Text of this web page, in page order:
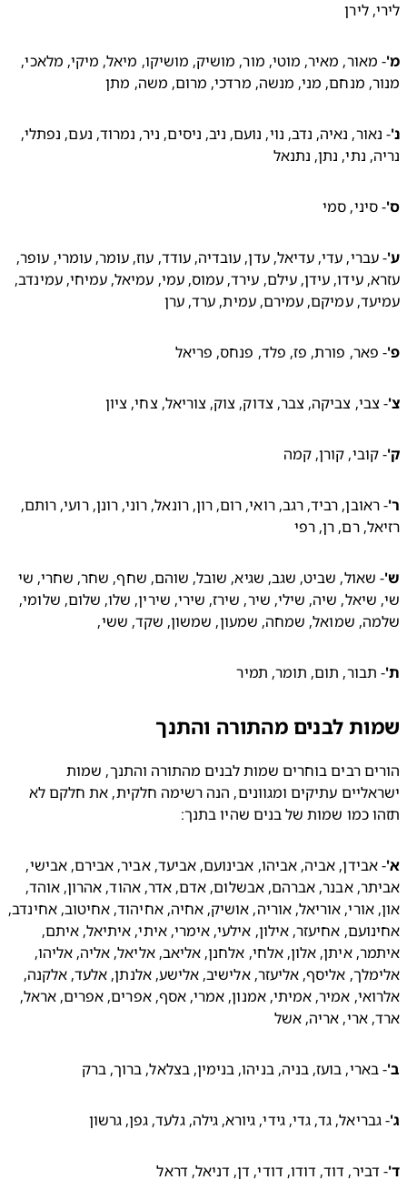
לירן
- מאור, מאיר, מוטי, מור, מושיק, מושיקו, מיאל, מיקי, מלאכי,
מנחם, מני, מנשה, מרדכי, מרום, משה, מתן
- נאור, נאיה, נדב, נוי, נועם, ניב, ניסים, ניר, נמרוד, נעם, נפתלי,
נתי, נתן, נתנאל
סמי
- עברי, עדי, עדיאל, עדן, עובדיה, עודד, עוז, עומר, עומרי, עופר,
עזרא, עידו, עידן, עילם, עירד, עמוס, עמי, עמיאל, עמיחי, עמינדב,
עמיקם, עמירם, עמית, ערד, ערן
פאר, פורת, פז, פלד, פנחס, פריאל
צביקה, צבר, צדוק, צוק, צוריאל, צחי, ציון
קורן, קמה
- ראובן, רביד, רגב, רואי, רום, רון, רונאל, רוני, רונן, רועי, רותם,
רם, רן, רפי
- שאול, שביט, שגב, שגיא, שובל, שוהם, שחף, שחר, שחרי, שי
שי, שיאל, שיה, שילי, שיר, שירז, שירי, שירין, שלו, שלום, שלומי,
שמואל, שמחה, שמעון, שמשון, שקד, ששי,
תבור, תום, תומר, תמיר
לבנים מהתורה והתנך
הורים רבים בוחרים שמות לבנים מהתורה והתנך, שמות
ישראליים עתיקים ומגוונים, הנה רשימה חלקית, את חלקם לא
כמו שמות של בנים שהיו בתנך:
- אבידן, אביה, אביהו, אבינועם, אביעד, אביר, אבירם, אבישי,
אביתר, אבנר, אברהם, אבשלום, אדם, אדר, אהוד, אהרון, אוהד,
און, אורי, אוריאל, אוריה, אושיק, אחיה, אחיהוד, אחיטוב, אחינדב,
אחינועם, אחיעזר, אילון, אילעי, אימרי, איתי, איתיאל, איתם,
איתמר, איתן, אלון, אלחי, אלחנן, אליאב, אליאל, אליה, אליהו,
אלימלך, אליסף, אליעזר, אלישיב, אלישע, אלנתן, אלעד, אלקנה,
אלרואי, אמיר, אמיתי, אמנון, אמרי, אסף, אפרים, אפרים, אראל,
ארי, אריה, אשל
בועז, בניה, בניהו, בנימין, בצלאל, ברוך, ברק
גד, גדי, גידי, גיורא, גילה, גלעד, גפן, גרשון
דוד, דודו, דודי, דן, דניאל, דראל